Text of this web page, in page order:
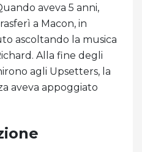
aveva 5 anni,
a Macon, in
ascoltando la musica
Alla fine degli
agli Upsetters, la
aveva appoggiato